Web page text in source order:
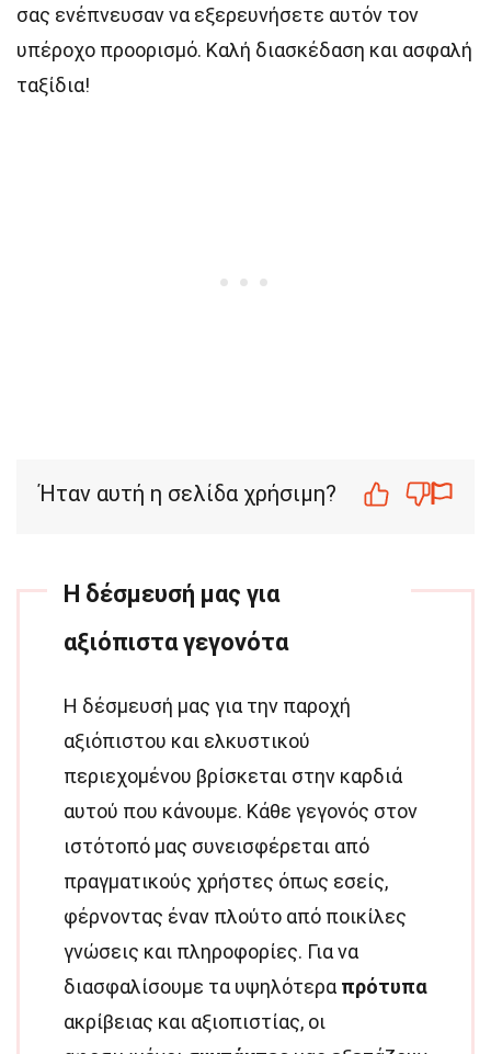
σας ενέπνευσαν να εξερευνήσετε αυτόν τον
υπέροχο προορισμό. Καλή διασκέδαση και ασφαλή
ταξίδια!
Ήταν αυτή η σελίδα χρήσιμη?
Η δέσμευσή μας για
αξιόπιστα γεγονότα
Η δέσμευσή μας για την παροχή
αξιόπιστου και ελκυστικού
περιεχομένου βρίσκεται στην καρδιά
αυτού που κάνουμε. Κάθε γεγονός στον
ιστότοπό μας συνεισφέρεται από
πραγματικούς χρήστες όπως εσείς,
φέρνοντας έναν πλούτο από ποικίλες
γνώσεις και πληροφορίες. Για να
διασφαλίσουμε τα υψηλότερα πρότυπα
ακρίβειας και αξιοπιστίας, οι